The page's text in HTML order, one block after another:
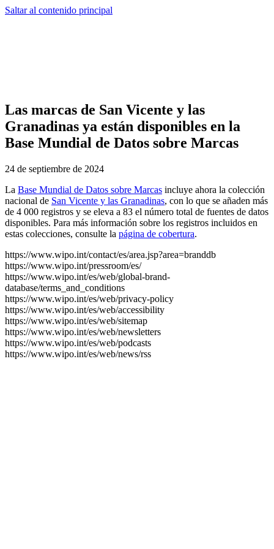
Saltar al contenido principal
Las marcas de San Vicente y las
Granadinas ya están disponibles en la
Base Mundial de Datos sobre Marcas
24 de septiembre de 2024
La Base Mundial de Datos sobre Marcas incluye ahora la colección
nacional de San Vicente y las Granadinas, con lo que se añaden más
de 4 000 registros y se eleva a 83 el número total de fuentes de datos
disponibles. Para más información sobre los registros incluidos en
estas colecciones, consulte la página de cobertura.
https://www.wipo.int/contact/es/area.jsp?area=branddb
https://www.wipo.int/pressroom/es/
https://www.wipo.int/es/web/global-brand-
database/terms_and_conditions
https://www.wipo.int/es/web/privacy-policy
https://www.wipo.int/es/web/accessibility
https://www.wipo.int/es/web/sitemap
https://www.wipo.int/es/web/newsletters
https://www.wipo.int/es/web/podcasts
https://www.wipo.int/es/web/news/rss